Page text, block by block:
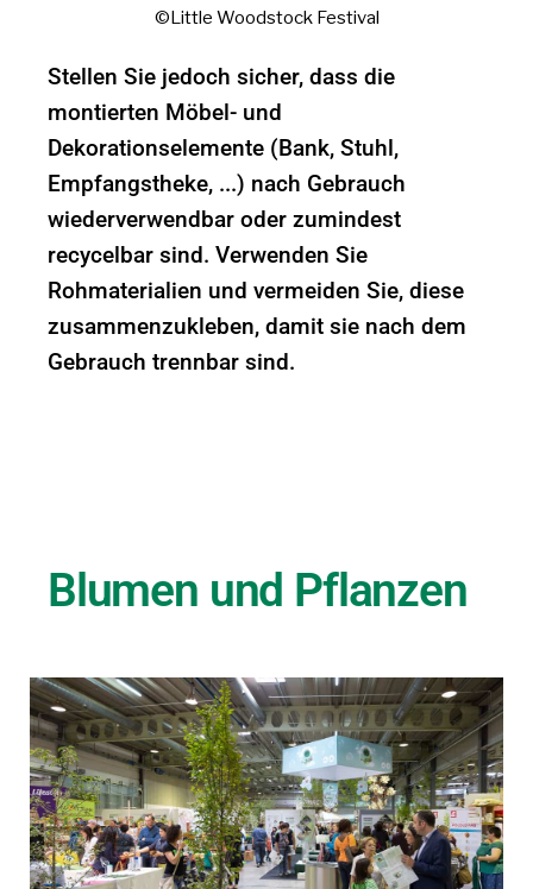
©Little Woodstock Festival
Stellen Sie jedoch sicher, dass die
montierten Möbel- und
Dekorationselemente (Bank, Stuhl,
Empfangstheke, ...) nach Gebrauch
wiederverwendbar oder zumindest
recycelbar sind. Verwenden Sie
Rohmaterialien und vermeiden Sie, diese
zusammenzukleben, damit sie nach dem
Gebrauch trennbar sind.
Blumen und Pflanzen